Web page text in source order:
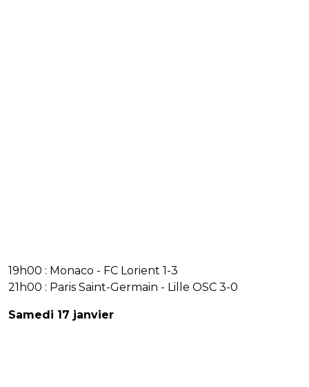
19h00 : Monaco - FC Lorient 1-3
21h00 : Paris Saint-Germain - Lille OSC 3-0
Samedi 17 janvier